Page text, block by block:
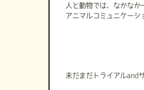
人と動物では、なかなか
アニマルコミュニケーシ
未だまだトライアルand